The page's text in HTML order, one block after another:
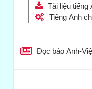
Tài liệu tiếng
Tiếng Anh
Đọc báo Anh-
...